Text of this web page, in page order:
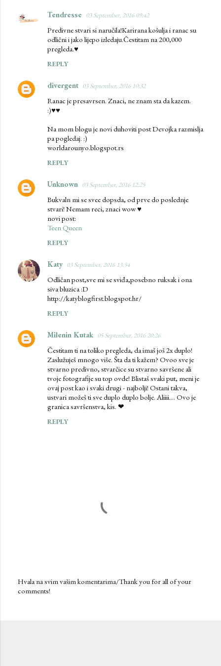
Tendresse 03 September, 2016 09:42
Predivne stvari si naručila!Karirana košulja i ranac su
odlični i jako lijepo izledaju.Čestitam na 200,000
pregleda.♥
REPLY
divergent 03 September, 2016 10:32
Ranac je presavrsen. Znaci, ne znam sta da kazem.
:)♥♥
Na mom blogu je novi duhoviti post Devojka razmislja
pa pogledaj. :)
worldarounyo.blogspot.rs
REPLY
Unknown 03 September, 2016 12:25
Bukvaln mi se svee dopsda, od prve do poslednje
stvari! Nemam reci, znaci wow ♥
novi post:
Teen Queen
REPLY
Katy 03 September, 2016 13:54
Odličan post,sve mi se sviđa,posebno ruksak i ona
siva bluzica :D
http://katyblogfirst.blogspot.hr/
REPLY
Milenin Kutak 05 September, 2016 20:26
Čestitam ti na toliko pregleda, da imaš još 2x duplo!
Zaslužuješ mnogo više. Šta da ti kažem? Ovoo sve je
stvarno predivno, stvarčice su stvarno savršene ali
tvoje fotografije su top ovde! Blistaš svaki put, meni je
ovaj post kao i svaki drugi - najbolji! Ostani takva,
ustvari možeš ti sve duplo duplo bolje. Aliiii.... Ovo je
granica savršenstva, kis. ❤
REPLY
P
Hvala na svim vašim komentarima/Thank you for all of your
comments!